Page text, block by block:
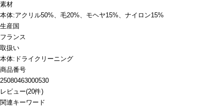
素材
本体:アクリル50%、毛20%、モヘヤ15%、ナイロン15%
生産国
フランス
取扱い
本体:ドライクリーニング
商品番号
25080463000530
レビュー(20件)
関連キーワード